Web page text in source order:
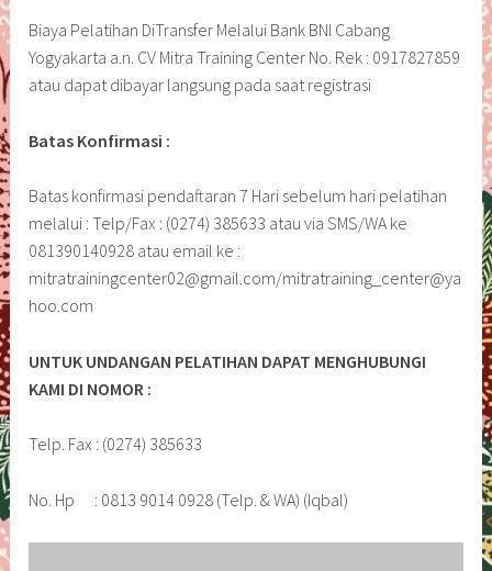
Biaya Pelatihan DiTransfer Melalui Bank BNI Cabang
Yogyakarta a.n. CV Mitra Training Center No. Rek : 0917827859
atau dapat dibayar langsung pada saat registrasi
Batas Konfirmasi :
Batas konfirmasi pendaftaran 7 Hari sebelum hari pelatihan
melalui : Telp/Fax : (0274) 385633 atau via SMS/WA ke
081390140928 atau email ke :
mitratrainingcenter02@gmail.com/mitratraining_center@ya
hoo.com
UNTUK UNDANGAN PELATIHAN DAPAT MENGHUBUNGI
KAMI DI NOMOR :
Telp. Fax : (0274) 385633
No. Hp : 0813 9014 0928 (Telp. & WA) (Iqbal)